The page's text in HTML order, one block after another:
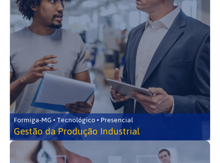
Formiga-MG • Tecnológico • Presencial
Gestão da Produção Industrial